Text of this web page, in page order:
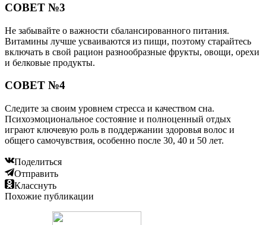
СОВЕТ №3
Не забывайте о важности сбалансированного питания.
Витамины лучше усваиваются из пищи, поэтому старайтесь
включать в свой рацион разнообразные фрукты, овощи, орехи
и белковые продукты.
СОВЕТ №4
Следите за своим уровнем стресса и качеством сна.
Психоэмоциональное состояние и полноценный отдых
играют ключевую роль в поддержании здоровья волос и
общего самочувствия, особенно после 30, 40 и 50 лет.
Поделиться
Отправить
Класснуть
Похожие публикации